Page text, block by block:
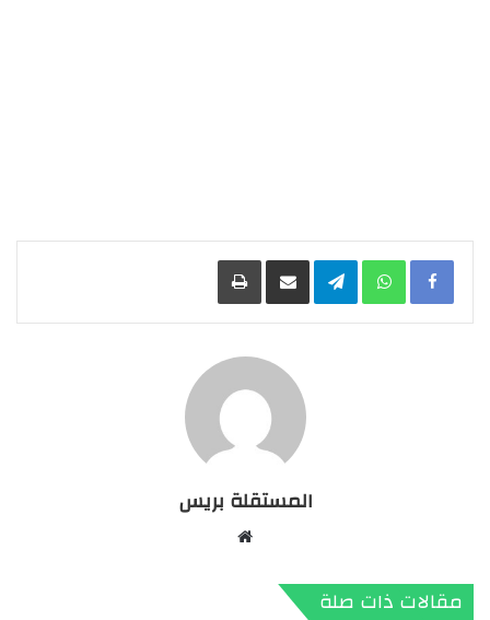
Facebook
WhatsApp
Telegramمشاركة عبر البريد طباعة
المستقلة بريس
مقالات ذات صلة